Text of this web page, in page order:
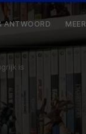
ANTWOORD MEER
is